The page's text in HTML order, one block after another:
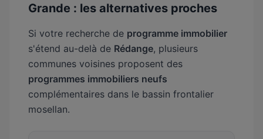
Grande : les alternatives proches
Si votre recherche de programme immobilier
s'étend au-delà de Rédange, plusieurs
communes voisines proposent des
programmes immobiliers neufs
complémentaires dans le bassin frontalier
mosellan.